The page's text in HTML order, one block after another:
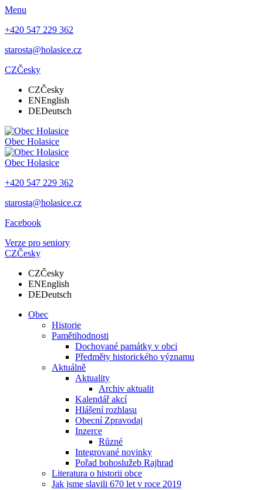
Menu
+420 547 229 362
starosta@holasice.cz
CZČesky
CZČesky
ENEnglish
DEDeutsch
Obec Holasice
Obec Holasice
+420 547 229 362
starosta@holasice.cz
Facebook
Verze pro seniory
CZČesky
CZČesky
ENEnglish
DEDeutsch
Obec
Historie
Pamětihodnosti
Dochované památky v obci
Předměty historického významu
Aktuálně
Aktuality
Archiv aktualit
Kalendář akcí
Hlášení rozhlasu
Obecní Zpravodaj
Inzerce
Různé
Integrované novinky
Pořad bohoslužeb Rajhrad
Literatura o historii obce
Jak jsme slavili 670 let v roce 2019